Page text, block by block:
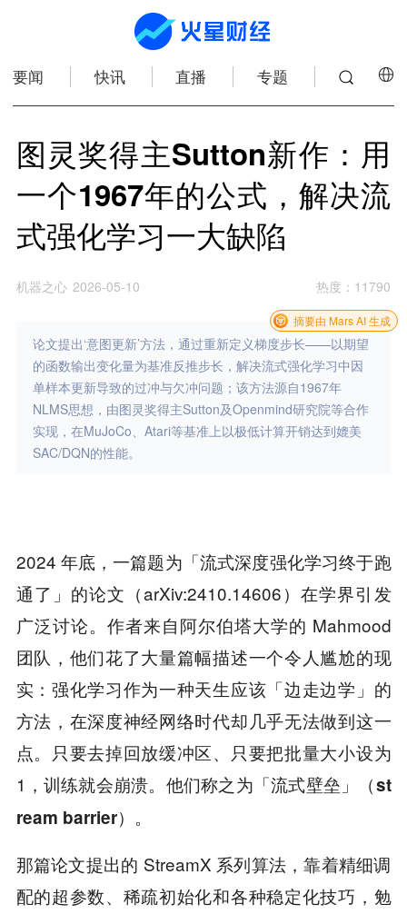
要闻 快讯 直播 专题
图灵奖得主Sutton新作：用
一个1967年的公式，解决流
式强化学习一大缺陷
机器之心 2026-05-10 热度 ： 11790
论文提出‘意图更新’方法，通过重新定义梯度步长——以期望
的函数输出变化量为基准反推步长，解决流式强化学习中因
单样本更新导致的过冲与欠冲问题；该方法源自1967年
NLMS思想，由图灵奖得主Sutton及Openmind研究院等合作
实现，在MuJoCo、Atari等基准上以极低计算开销达到媲美
SAC/DQN的性能。
摘要由 Mars AI 生成
2024 年底，一篇题为「流式深度强化学习终于跑
通了」的论文（arXiv:2410.14606）在学界引发
广泛讨论。作者来自阿尔伯塔大学的 Mahmood
团队，他们花了大量篇幅描述一个令人尴尬的现
实：强化学习作为一种天生应该「边走边学」的
方法，在深度神经网络时代却几乎无法做到这一
点。只要去掉回放缓冲区、只要把批量大小设为
1，训练就会崩溃。他们称之为 「流式壁垒」（st
ream barrier） 。
那篇论文提出的 StreamX 系列算法，靠着精细调
配的超参数、稀疏初始化和各种稳定化技巧，勉